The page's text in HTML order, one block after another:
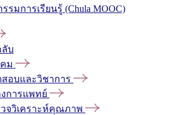
รมการเรียนรู้ (Chula MOOC)
บ
ม
อบและวิชาการ
การแพทย์
จวิเคราะห์คุณภาพ